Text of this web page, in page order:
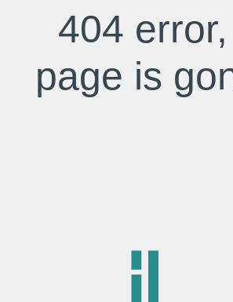
404
page is